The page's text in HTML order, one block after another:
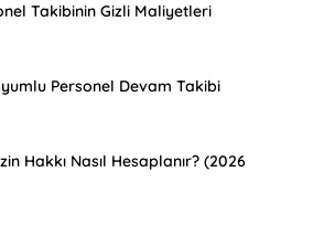
Takibinin Gizli Maliyetleri
Personel Devam Takibi
Hakkı Nasıl Hesaplanır? (2026